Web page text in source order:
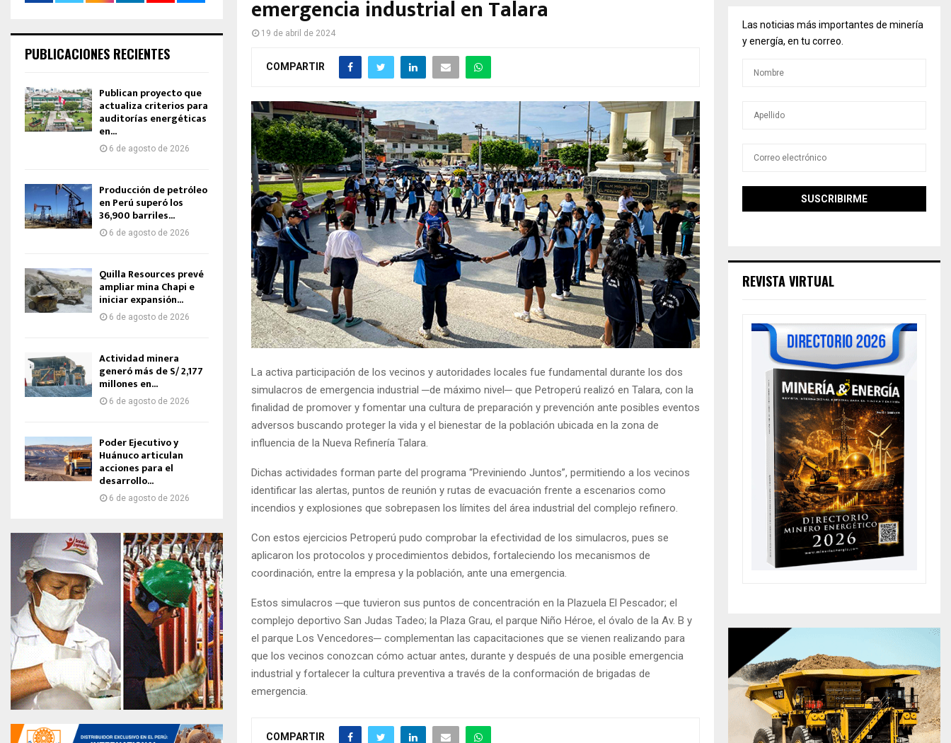
emergencia industrial en Talara
19 de abril de 2024
COMPARTIR
La activa participación de los vecinos y autoridades locales fue fundamental durante los dos
simulacros de emergencia industrial ─de máximo nivel─ que Petroperú realizó en Talara, con la
finalidad de promover y fomentar una cultura de preparación y prevención ante posibles eventos
adversos buscando proteger la vida y el bienestar de la población ubicada en la zona de
influencia de la Nueva Refinería Talara.
Dichas actividades forman parte del programa “Previniendo Juntos”, permitiendo a los vecinos
identificar las alertas, puntos de reunión y rutas de evacuación frente a escenarios como
incendios y explosiones que sobrepasen los límites del área industrial del complejo refinero.
Con estos ejercicios Petroperú pudo comprobar la efectividad de los simulacros, pues se
aplicaron los protocolos y procedimientos debidos, fortaleciendo los mecanismos de
coordinación, entre la empresa y la población, ante una emergencia.
Estos simulacros ─que tuvieron sus puntos de concentración en la Plazuela El Pescador; el
complejo deportivo San Judas Tadeo; la Plaza Grau, el parque Niño Héroe, el óvalo de la Av. B y
el parque Los Vencedores─ complementan las capacitaciones que se vienen realizando para
que los vecinos conozcan cómo actuar antes, durante y después de una posible emergencia
industrial y fortalecer la cultura preventiva a través de la conformación de brigadas de
emergencia.
COMPARTIR
PUBLICACIONES RECIENTES
Publican proyecto que
actualiza criterios para
auditorías energéticas
en...
6 de agosto de 2026
Producción de petróleo
en Perú superó los
36,900 barriles...
6 de agosto de 2026
Quilla Resources prevé
ampliar mina Chapi e
iniciar expansión...
6 de agosto de 2026
Actividad minera
generó más de S/ 2,177
millones en...
6 de agosto de 2026
Poder Ejecutivo y
Huánuco articulan
acciones para el
desarrollo...
6 de agosto de 2026
Las noticias más importantes de minería
y energía, en tu correo.
REVISTA VIRTUAL